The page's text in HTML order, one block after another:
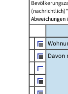
Abweichungen
Davon